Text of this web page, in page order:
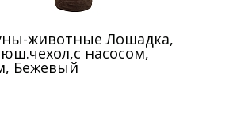
животные Лошадка,
насосом,
Бежевый